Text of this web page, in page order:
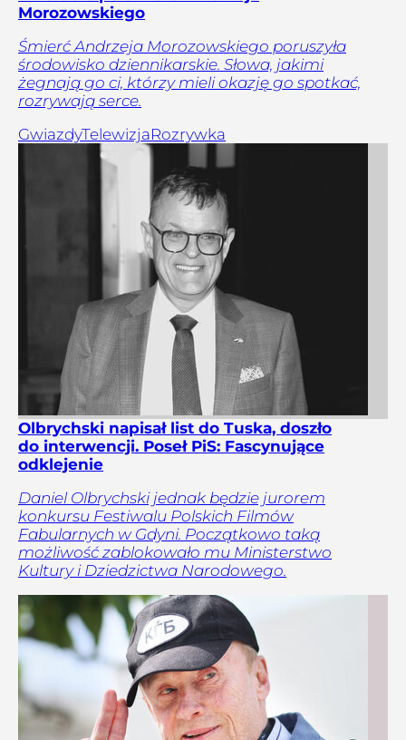
Morozowskiego
Śmierć Andrzeja Morozowskiego poruszyła
środowisko dziennikarskie. Słowa, jakimi
żegnają go ci, którzy mieli okazję go spotkać,
rozrywają serce.
GwiazdyTelewizjaRozrywka
Olbrychski napisał list do Tuska, doszło
do interwencji. Poseł PiS: Fascynujące
odklejenie
Daniel Olbrychski jednak będzie jurorem
konkursu Festiwalu Polskich Filmów
Fabularnych w Gdyni. Początkowo taką
możliwość zablokowało mu Ministerstwo
Kultury i Dziedzictwa Narodowego.